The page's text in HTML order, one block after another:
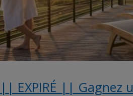
|| EXPIRÉ || Gagnez